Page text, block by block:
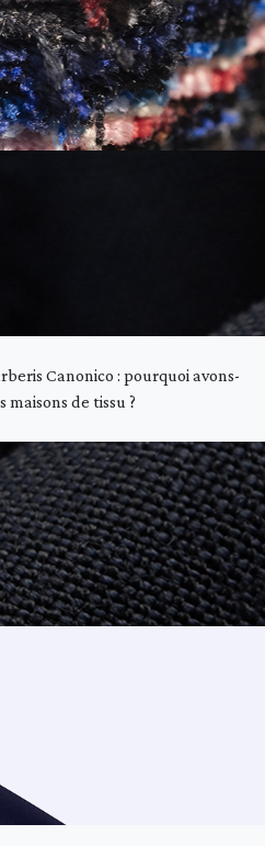
Canonico : pourquoi avons-
maisons de tissu ?